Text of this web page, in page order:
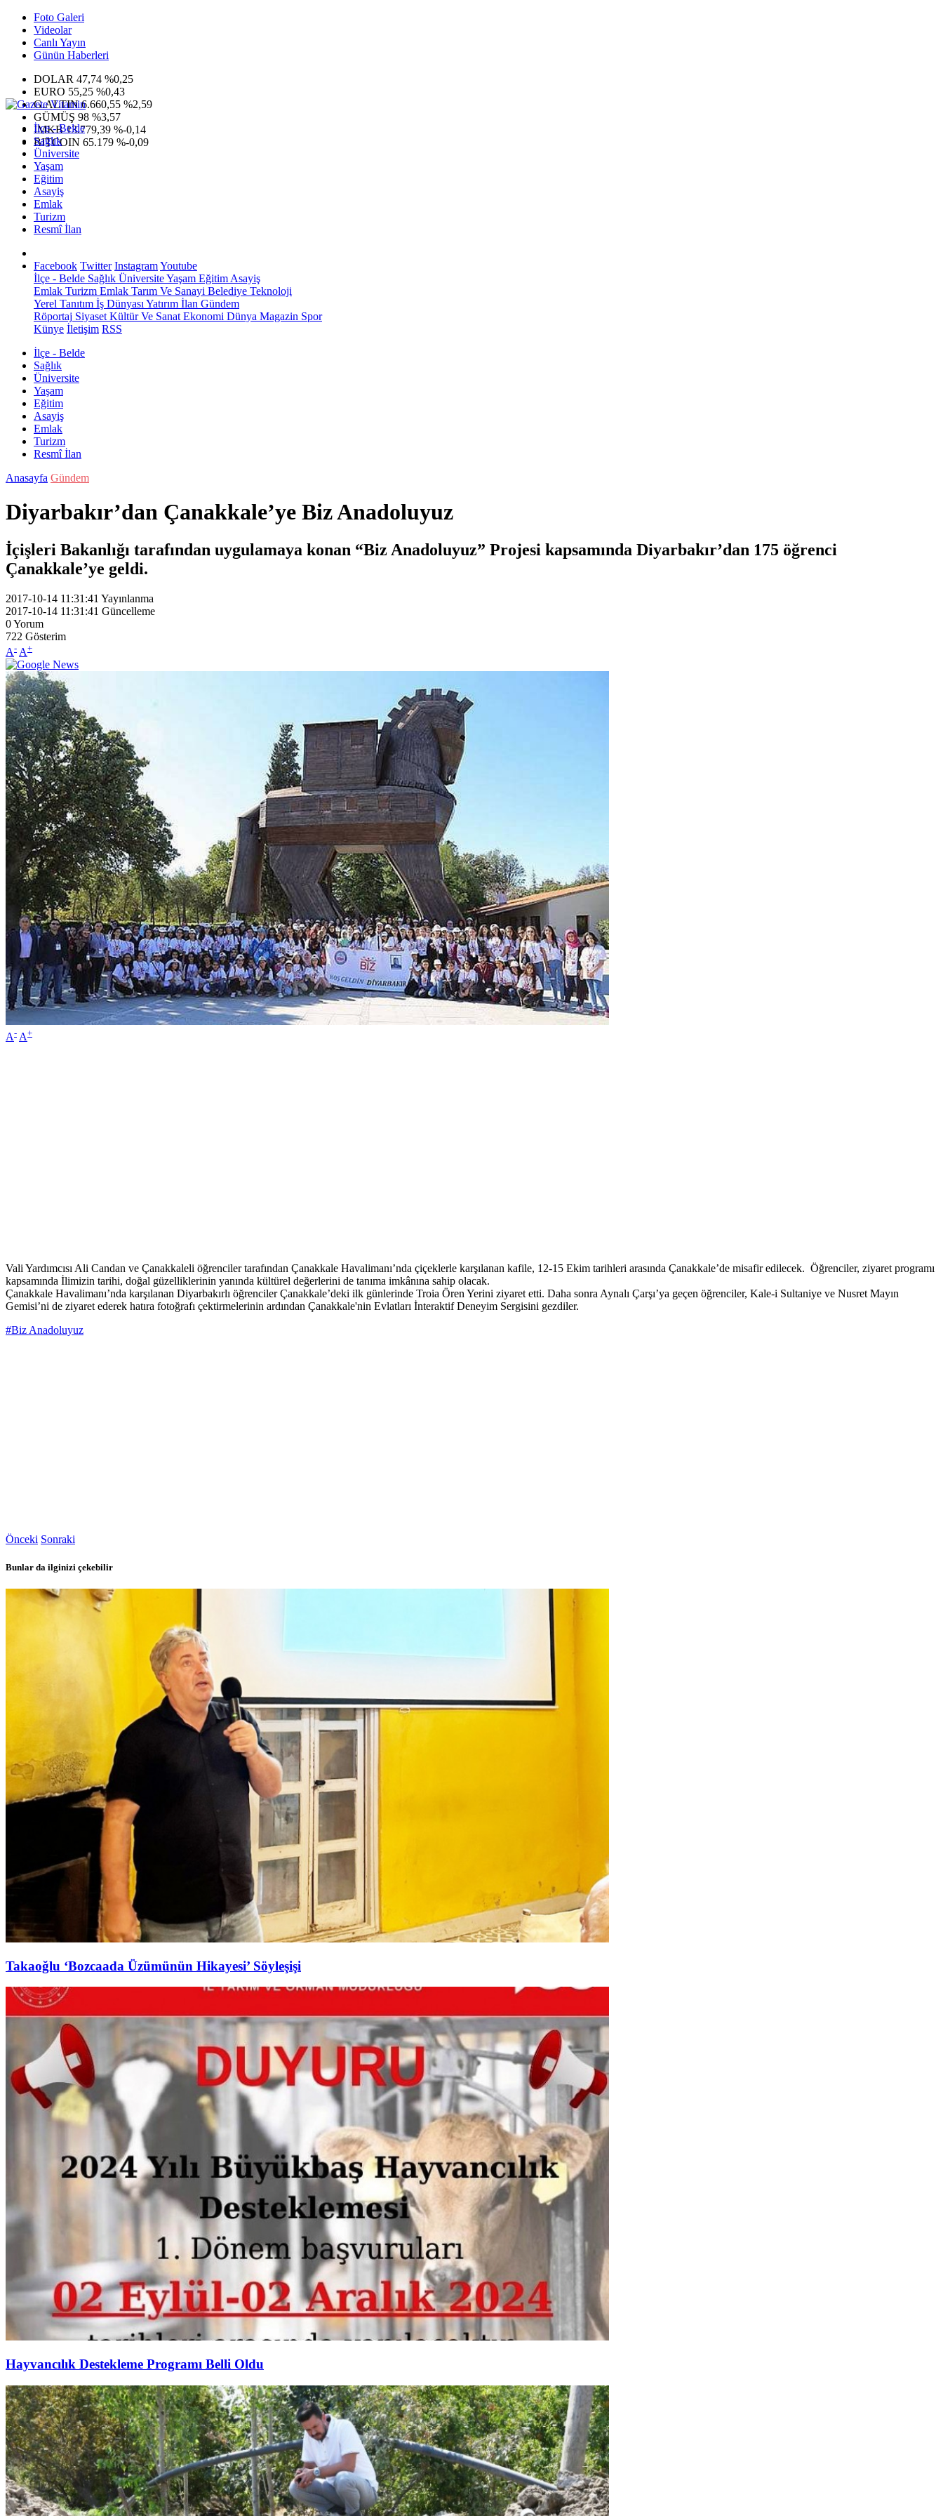
Foto Galeri
Videolar
Canlı Yayın
Günün Haberleri
DOLAR 47,74 %0,25
EURO 55,25 %0,43
G.ALTIN6.660,55 %2,59
GÜMÜŞ 98 %3,57
IMKB13.779,39 %-0,14
BITCOIN 65.179 %-0,09
İlçe - Belde
Sağlık
Üniversite
Yaşam
Eğitim
Asayiş
Emlak
Turizm
Resmî İlan
Facebook Twitter InstagramYoutube
İlçe - Belde Sağlık ÜniversiteYaşam Eğitim Asayiş
Emlak Turizm Emlak Tarım Ve Sanayi Belediye Teknoloji
Yerel Tanıtım İş Dünyası Yatırım İlan Gündem
Röportaj Siyaset Kültür Ve Sanat Ekonomi Dünya Magazin Spor
Künye İletişim RSS
İlçe - Belde
Sağlık
Üniversite
Yaşam
Eğitim
Asayiş
Emlak
Turizm
Resmî İlan
Anasayfa Gündem
Diyarbakır’dan Çanakkale’ye Biz Anadoluyuz
İçişleri Bakanlığı tarafından uygulamaya konan “Biz Anadoluyuz” Projesi kapsamında Diyarbakır’dan 175 öğrenci
Çanakkale’ye geldi.
2017-10-14 11:31:41 Yayınlanma
2017-10-14 11:31:41 Güncelleme
0Yorum
722 Gösterim
A- A+
A- A+
Vali Yardımcısı Ali Candan ve Çanakkaleli öğrenciler tarafından Çanakkale Havalimanı’nda çiçeklerle karşılanan kafile, 12-15 Ekim tarihleri arasında Çanakkale’de misafir edilecek. Öğrenciler, ziyaret programı
kapsamında İlimizin tarihi, doğal güzelliklerinin yanında kültürel değerlerini de tanıma imkânına sahip olacak.
Çanakkale Havalimanı’nda karşılanan Diyarbakırlı öğrenciler Çanakkale’deki ilk günlerinde Troia Ören Yerini ziyaret etti. Daha sonra Aynalı Çarşı’ya geçen öğrenciler, Kale-i Sultaniye ve Nusret Mayın
Gemisi’ni de ziyaret ederek hatıra fotoğrafı çektirmelerinin ardından Çanakkale'nin Evlatları İnteraktif Deneyim Sergisini gezdiler.
#Biz Anadoluyuz
Önceki Sonraki
Bunlar da ilginizi çekebilir
Takaoğlu ‘Bozcaada Üzümünün Hikayesi’ Söyleşişi
Hayvancılık Destekleme Programı Belli Oldu